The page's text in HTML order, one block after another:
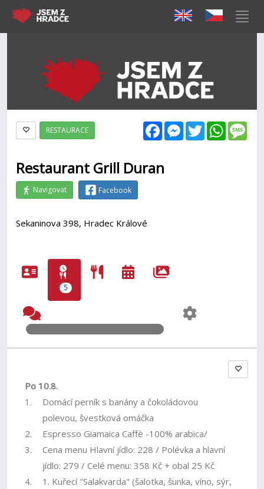
FacebookMessenger
Twitter
RESTAURACE
Restaurant Grill Duran
Navigovat Facebook
Sekaninova 398, Hradec Králové
5
Po 10.8.
1.
Domácí perník s banány a čokoládovou
polevou, švestková omáčka
2.
Espresso Giamaica Caffè -100% arabica/
3.
Cena menu Hlavní jídlo: 228 / Polévka a hlavní
jídlo: 279 / Celé menu: 358 Kč + obal 25 Kč
4.
1. Kuřecí "Salakvarda" (šalotka, šunka, víno, sýr,